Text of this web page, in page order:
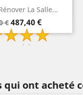
Tadelakt Pack Pour
Prix
de
base
431,53 €
Aperçu
qui ont acheté